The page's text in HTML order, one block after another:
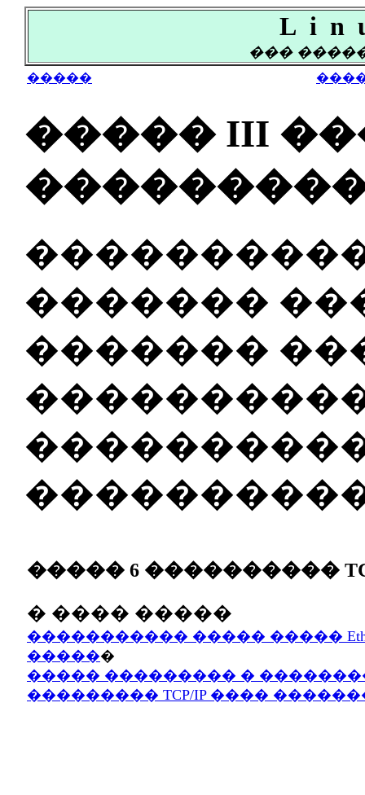
L i n
���
�����
����� III
����������
�������
�������
����� 6 ����������
� ���� �����
����������� ����� �����
������
����� ��������� �
��������� TCP/IP ����